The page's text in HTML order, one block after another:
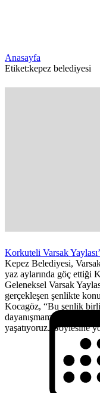
Anasayfa
Etiket:kepez belediyesi
Korkuteli Varsak
Kepez Belediyesi,
yaz aylarında göç ettiği
Geleneksel Varsak
gerçekleşen şenlikte
Kocagöz, “Bu şenlik
dayanışmamızı
yaşatıyoruz. Böylesine